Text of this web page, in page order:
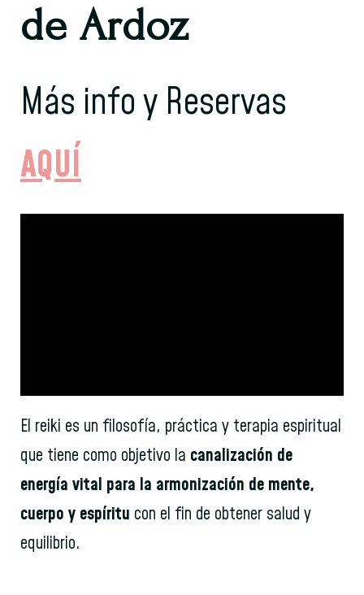
de Ardoz
Más info y Reservas
AQUÍ
El reiki es un filosofía, práctica y terapia espiritual
que tiene como objetivo la canalización de
energía vital para la armonización de mente,
cuerpo y espíritu con el fin de obtener salud y
equilibrio.